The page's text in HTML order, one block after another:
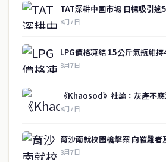
TAT深耕中國市場 目標吸引逾
8月7日
LPG價格凍結 15公斤氣瓶維
8月7日
《Khaosod》社論：灰產不
8月7日
育沙南就校園槍擊案 向罹難
8月7日